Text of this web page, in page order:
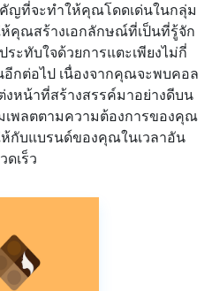
ญที่จะทำให้คุณโดดเด่นในกลุ่ม
คุณสร้างเอกลักษณ์ที่เป็นที่รู้จัก
ะทับใจด้วยการแตะเพียงไม่กี่
กต่อไป เนื่องจากคุณจะพบคอล
หน้าที่สร้างสรรค์มาอย่างดีบน
เพลตตามความต้องการของคุณ
กับแบรนด์ของคุณในเวลาอัน
ดเร็ว